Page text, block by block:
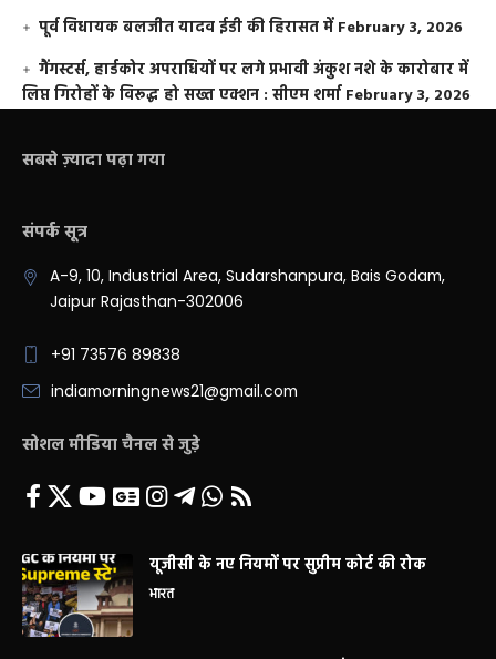
पूर्व विधायक बलजीत यादव ईडी की हिरासत में February 3, 2026
गैंगस्टर्स, हार्डकोर अपराधियों पर लगे प्रभावी अंकुश नशे के कारोबार में
लिप्त गिरोहों के विरूद्ध हो सख्त एक्शन : सीएम शर्मा February 3, 2026
सबसे ज़्यादा पढ़ा गया
संपर्क सूत्र
A-9, 10, Industrial Area, Sudarshanpura, Bais Godam,
Jaipur Rajasthan-302006
+91 73576 89838
indiamorningnews21@gmail.com
सोशल मीडिया चैनल से जुड़े
यूजीसी के नए नियमों पर सुप्रीम कोर्ट की रोक
भारत